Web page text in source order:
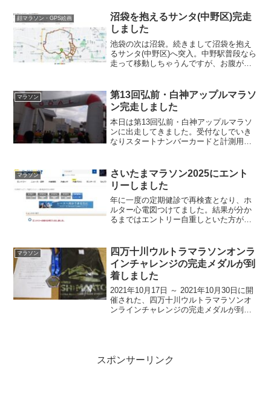
顔マラソン・GPS絵画
沼袋を抱えるサンタ(中野区)完走
しました
池袋の次は沼袋。続きまして沼袋を抱え
るサンタ(中野区)へ突入。中野駅普段なら
走って移動しちゃうんですが、お腹が空
でごった返してました。沼袋駅沼袋駅に
11:50到着。...
マラソン
第13回弘前・白神アップルマラソ
ン完走しました
本日は第13回弘前・白神アップルマラソ
ンに出走してきました。受付なしでいき
なりスタートナンバーカードと計測用チ
列しました。すごく便利ですね。今後も
この方式を採用してほし...
マラソン
さいたまマラソン2025にエント
リーしました
年に一度の定期健診で再検査となり、ホ
ルター心電図つけてました。結果が分か
るまではエントリー自重しといた方がい
2025にエントリーしました。さいたまマ
ラソン2025さいたま...
マラソン
四万十川ウルトラマラソンオンラ
インチャレンジの完走メダルが到
着しました
2021年10月17日 ～ 2021年10月30日に開
催された、四万十川ウルトラマラソンオ
ンラインチャレンジの完走メダルが到着
スポンサーリンク